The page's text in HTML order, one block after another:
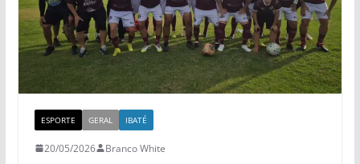
ESPORTE GERAL IBATÉ
20/05/2026 Branco White